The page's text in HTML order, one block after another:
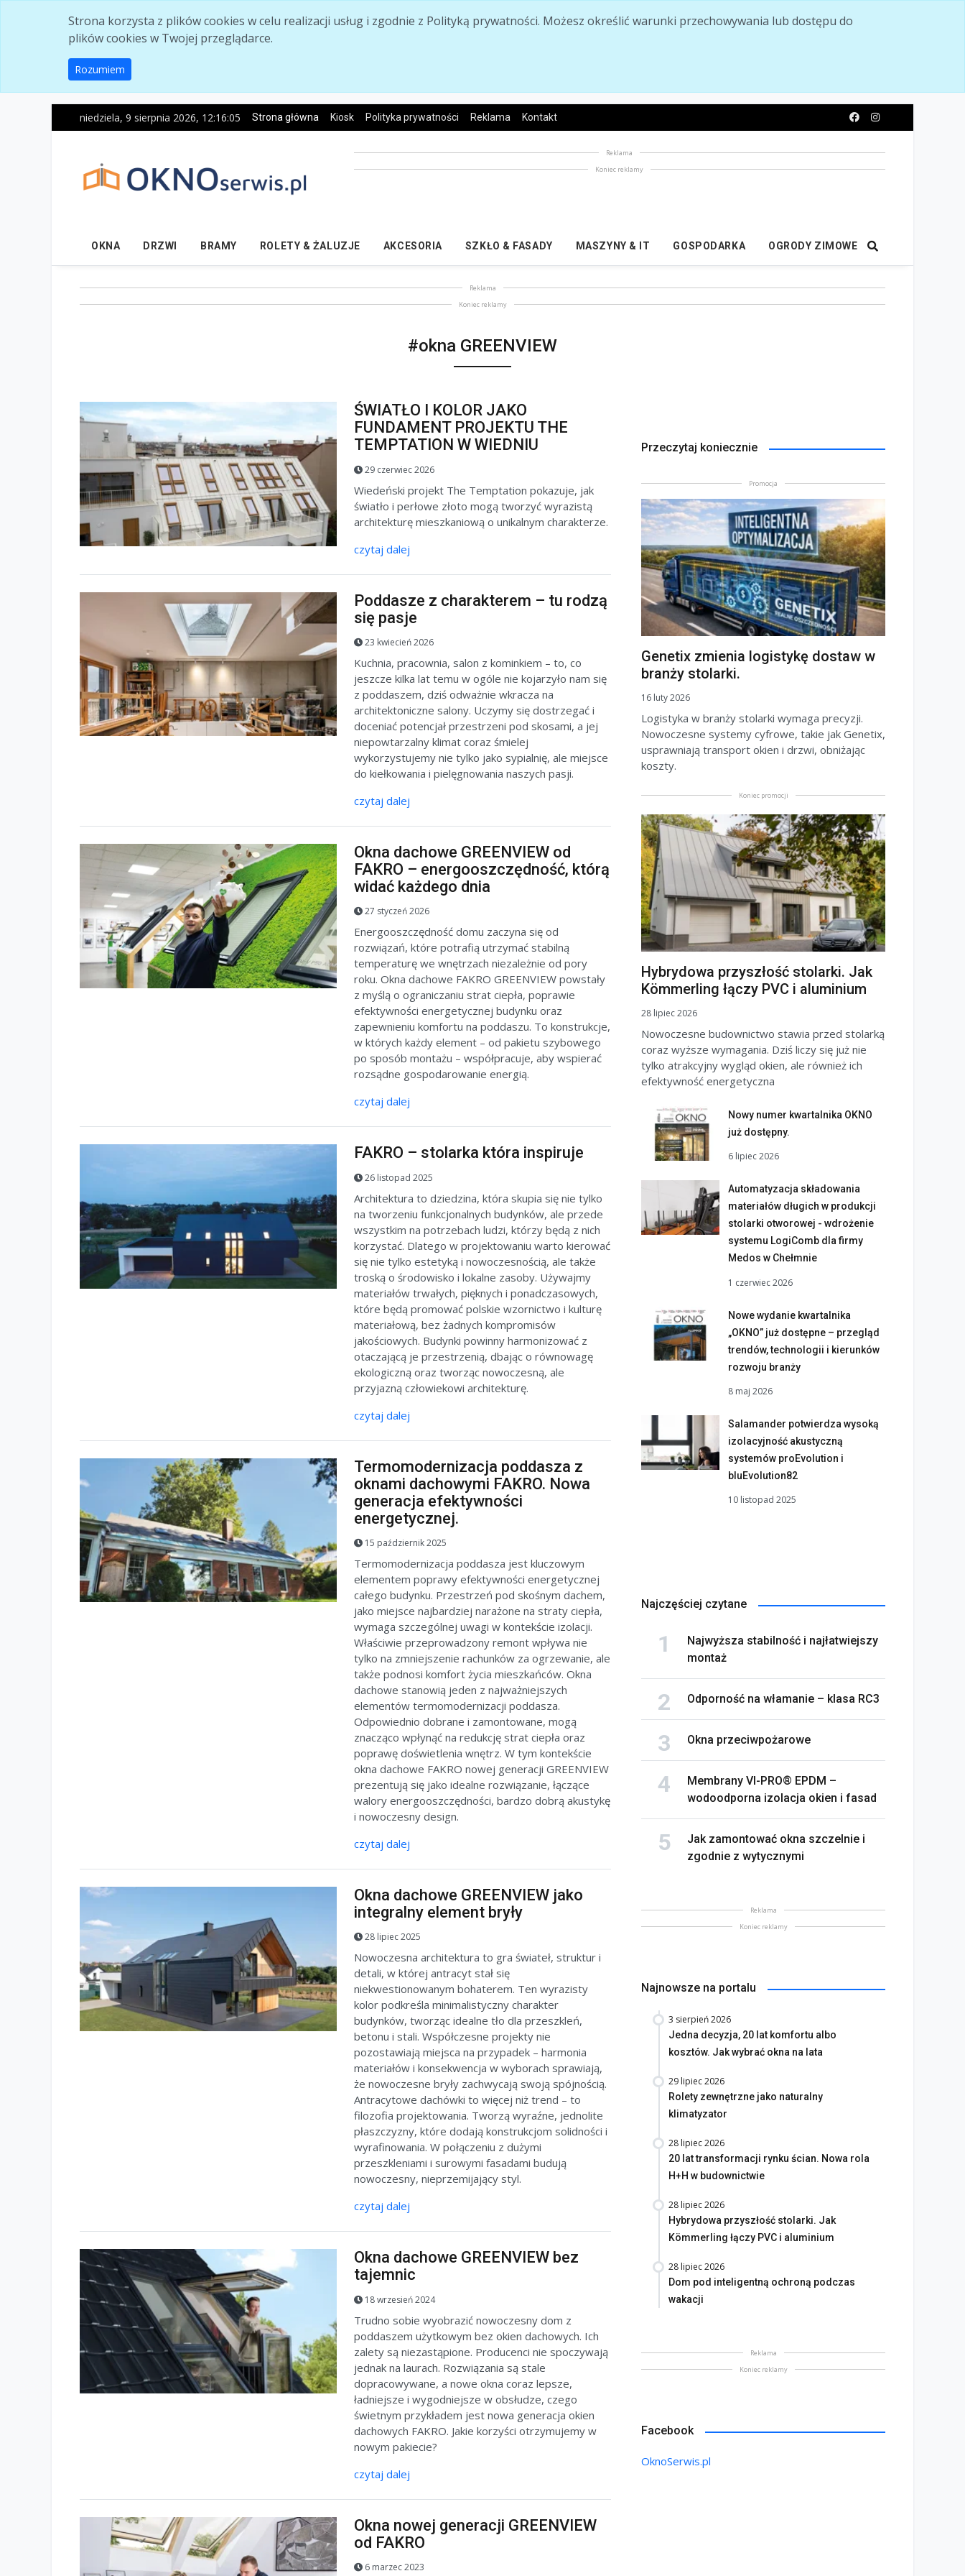
Strona korzysta z plików cookies w celu realizacji usług i zgodnie z Polityką prywatności. Możesz określić warunki przechowywania lub dostępu do
plików cookies w Twojej przeglądarce.
Rozumiem
niedziela, 9 sierpnia 2026, 12:16:06 Strona główna Kiosk Polityka prywatności Reklama Kontakt
Reklama
Koniec reklamy
OKNA DRZWI BRAMY ROLETY & ŻALUZJE AKCESORIA SZKŁO & FASADY MASZYNY & IT GOSPODARKA OGRODY ZIMOWE
Reklama
Koniec reklamy
#okna GREENVIEW
ŚWIATŁO I KOLOR JAKO
FUNDAMENT PROJEKTU THE
TEMPTATION W WIEDNIU
29 czerwiec 2026
Wiedeński projekt The Temptation pokazuje, jak
światło i perłowe złoto mogą tworzyć wyrazistą
architekturę mieszkaniową o unikalnym charakterze.
czytaj dalej
Poddasze z charakterem – tu rodzą
się pasje
23 kwiecień 2026
Kuchnia, pracownia, salon z kominkiem – to, co
jeszcze kilka lat temu w ogóle nie kojarzyło nam się
z poddaszem, dziś odważnie wkracza na
architektoniczne salony. Uczymy się dostrzegać i
doceniać potencjał przestrzeni pod skosami, a jej
niepowtarzalny klimat coraz śmielej
wykorzystujemy nie tylko jako sypialnię, ale miejsce
do kiełkowania i pielęgnowania naszych pasji.
czytaj dalej
Okna dachowe GREENVIEW od
FAKRO – energooszczędność, którą
widać każdego dnia
27 styczeń 2026
Energooszczędność domu zaczyna się od
rozwiązań, które potrafią utrzymać stabilną
temperaturę we wnętrzach niezależnie od pory
roku. Okna dachowe FAKRO GREENVIEW powstały
z myślą o ograniczaniu strat ciepła, poprawie
efektywności energetycznej budynku oraz
zapewnieniu komfortu na poddaszu. To konstrukcje,
w których każdy element – od pakietu szybowego
po sposób montażu – współpracuje, aby wspierać
rozsądne gospodarowanie energią.
czytaj dalej
FAKRO – stolarka która inspiruje
26 listopad 2025
Architektura to dziedzina, która skupia się nie tylko
na tworzeniu funkcjonalnych budynków, ale przede
wszystkim na potrzebach ludzi, którzy będą z nich
korzystać. Dlatego w projektowaniu warto kierować
się nie tylko estetyką i nowoczesnością, ale także
troską o środowisko i lokalne zasoby. Używajmy
materiałów trwałych, pięknych i ponadczasowych,
które będą promować polskie wzornictwo i kulturę
materiałową, bez żadnych kompromisów
jakościowych. Budynki powinny harmonizować z
otaczającą je przestrzenią, dbając o równowagę
ekologiczną oraz tworząc nowoczesną, ale
przyjazną człowiekowi architekturę.
czytaj dalej
Termomodernizacja poddasza z
oknami dachowymi FAKRO. Nowa
generacja efektywności
energetycznej.
15 październik 2025
Termomodernizacja poddasza jest kluczowym
elementem poprawy efektywności energetycznej
całego budynku. Przestrzeń pod skośnym dachem,
jako miejsce najbardziej narażone na straty ciepła,
wymaga szczególnej uwagi w kontekście izolacji.
Właściwie przeprowadzony remont wpływa nie
tylko na zmniejszenie rachunków za ogrzewanie, ale
także podnosi komfort życia mieszkańców. Okna
dachowe stanowią jeden z najważniejszych
elementów termomodernizacji poddasza.
Odpowiednio dobrane i zamontowane, mogą
znacząco wpłynąć na redukcję strat ciepła oraz
poprawę doświetlenia wnętrz. W tym kontekście
okna dachowe FAKRO nowej generacji GREENVIEW
prezentują się jako idealne rozwiązanie, łączące
walory energooszczędności, bardzo dobrą akustykę
i nowoczesny design.
czytaj dalej
Okna dachowe GREENVIEW jako
integralny element bryły
28 lipiec 2025
Nowoczesna architektura to gra świateł, struktur i
detali, w której antracyt stał się
niekwestionowanym bohaterem. Ten wyrazisty
kolor podkreśla minimalistyczny charakter
budynków, tworząc idealne tło dla przeszkleń,
betonu i stali. Współczesne projekty nie
pozostawiają miejsca na przypadek – harmonia
materiałów i konsekwencja w wyborach sprawiają,
że nowoczesne bryły zachwycają swoją spójnością.
Antracytowe dachówki to więcej niż trend – to
filozofia projektowania. Tworzą wyraźne, jednolite
płaszczyzny, które dodają konstrukcjom solidności i
wyrafinowania. W połączeniu z dużymi
przeszkleniami i surowymi fasadami budują
nowoczesny, nieprzemijający styl.
czytaj dalej
Okna dachowe GREENVIEW bez
tajemnic
18 wrzesień 2024
Trudno sobie wyobrazić nowoczesny dom z
poddaszem użytkowym bez okien dachowych. Ich
zalety są niezastąpione. Producenci nie spoczywają
jednak na laurach. Rozwiązania są stale
dopracowywane, a nowe okna coraz lepsze,
ładniejsze i wygodniejsze w obsłudze, czego
świetnym przykładem jest nowa generacja okien
dachowych FAKRO. Jakie korzyści otrzymujemy w
nowym pakiecie?
czytaj dalej
Okna nowej generacji GREENVIEW
od FAKRO
6 marzec 2023
Przeczytaj koniecznie
Promocja
Genetix zmienia logistykę dostaw w
branży stolarki.
16 luty 2026
Logistyka w branży stolarki wymaga precyzji.
Nowoczesne systemy cyfrowe, takie jak Genetix,
usprawniają transport okien i drzwi, obniżając
koszty.
Koniec promocji
Hybrydowa przyszłość stolarki. Jak
Kömmerling łączy PVC i aluminium
28 lipiec 2026
Nowoczesne budownictwo stawia przed stolarką
coraz wyższe wymagania. Dziś liczy się już nie
tylko atrakcyjny wygląd okien, ale również ich
efektywność energetyczna
Nowy numer kwartalnika OKNO
już dostępny.
6 lipiec 2026
Automatyzacja składowania
materiałów długich w produkcji
stolarki otworowej - wdrożenie
systemu LogiComb dla firmy
Medos w Chełmnie
1 czerwiec 2026
Nowe wydanie kwartalnika
„OKNO” już dostępne – przegląd
trendów, technologii i kierunków
rozwoju branży
8 maj 2026
Salamander potwierdza wysoką
izolacyjność akustyczną
systemów proEvolution i
bluEvolution82
10 listopad 2025
Najczęściej czytane
Najwyższa stabilność i najłatwiejszy
montaż
Odporność na włamanie – klasa RC3
Okna przeciwpożarowe
Membrany VI-PRO® EPDM –
wodoodporna izolacja okien i fasad
Jak zamontować okna szczelnie i
zgodnie z wytycznymi
Reklama
Koniec reklamy
Najnowsze na portalu
3 sierpień 2026
Jedna decyzja, 20 lat komfortu albo
kosztów. Jak wybrać okna na lata
29 lipiec 2026
Rolety zewnętrzne jako naturalny
klimatyzator
28 lipiec 2026
20 lat transformacji rynku ścian. Nowa rola
H+H w budownictwie
28 lipiec 2026
Hybrydowa przyszłość stolarki. Jak
Kömmerling łączy PVC i aluminium
28 lipiec 2026
Dom pod inteligentną ochroną podczas
wakacji
Reklama
Koniec reklamy
Facebook
OknoSerwis.pl